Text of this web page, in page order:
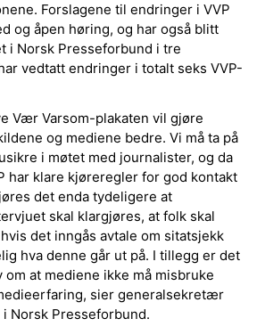
Forslagene til endringer i VVP
og åpen høring, og har også blitt
i Norsk Presseforbund i tre
vedtatt endringer i totalt seks VVP-
Vær Varsom-plakaten vil gjøre
og mediene bedre. Vi må ta på
i møtet med journalister, og da
har klare kjøreregler for god kontakt
det enda tydeligere at
skal klargjøres, at folk skal
det inngås avtale om sitatsjekk
hva denne går ut på. I tillegg er det
at mediene ikke må misbruke
sier generalsekretær
Norsk Presseforbund.